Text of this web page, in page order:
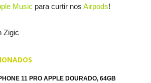
Music para curtir nos Airpods!
Zigic
11 PRO APPLE DOURADO, 64GB